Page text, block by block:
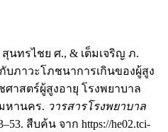
นทรไชย ศ., & เต็มเจริญ ภ.
บภาวะโภชนาการเกินของผู้สูง
าสตร์ผู้สูงอายุ โรงพยาบาล
หานคร. วารสารโรงพยาบาล
สืบค้น จาก https://he02.tci-